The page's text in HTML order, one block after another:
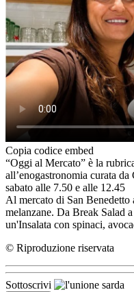
Copia codice embed
“Oggi al Mercato” è la
all’enogastronomia curata
sabato alle 7.50 e alle 12.45
Al mercato di San Benedetto
melanzane. Da Break Salad
un'Insalata con spinaci,
© Riproduzione riservata
Sottoscrivi